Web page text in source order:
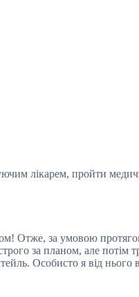
лікарем, пройти
Отже, за умовою протягом
за планом, але потім
Особисто я від нього